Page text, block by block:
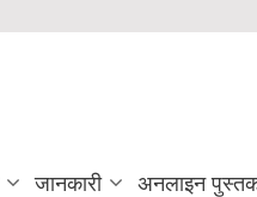
जानकारी अनलाइन